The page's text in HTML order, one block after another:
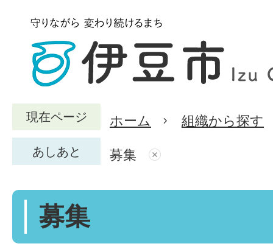
現在ページ ホーム 組織から探す
あしあと 募集
募集